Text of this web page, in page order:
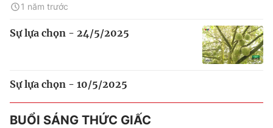
1 năm trước
Sự lựa chọn - 24/5/2025
Sự lựa chọn - 10/5/2025
BUỔI SÁNG THỨC GIẤC